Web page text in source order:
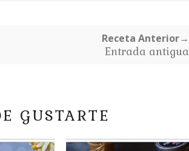
Receta Anterior→
Entrada antigua
GUSTARTE